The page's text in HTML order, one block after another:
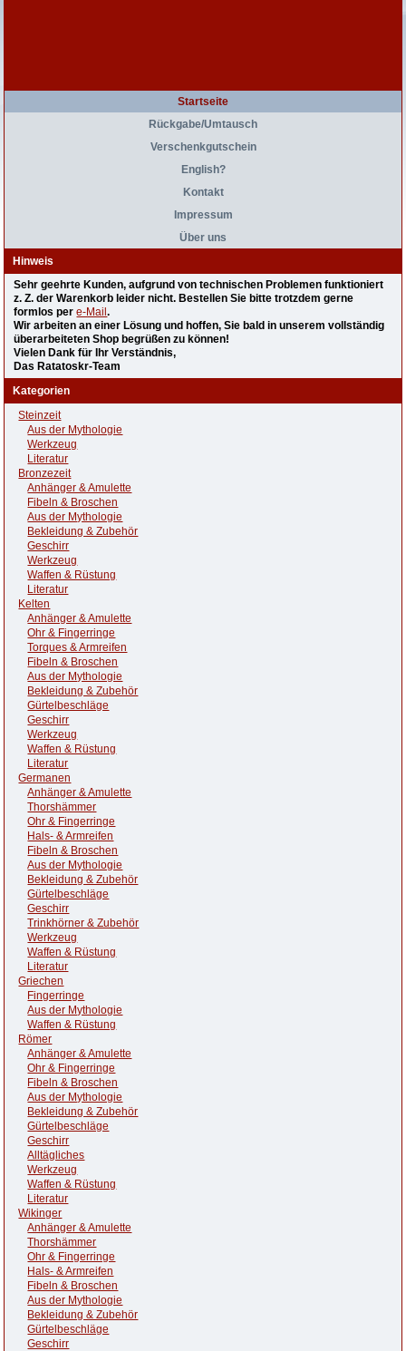
Startseite
Rückgabe/Umtausch
Verschenkgutschein
English?
Kontakt
Impressum
Über uns
Hinweis
Sehr geehrte Kunden, aufgrund von technischen Problemen funktioniert
z. Z. der Warenkorb leider nicht. Bestellen Sie bitte trotzdem gerne
formlos pere-Mail.
Wir arbeiten an einer Lösung und hoffen, Sie bald in unserem vollständig
überarbeiteten Shop begrüßen zu können!
Vielen Dank für Ihr Verständnis,
Das Ratatoskr-Team
Kategorien
Steinzeit
Aus der Mythologie
Werkzeug
Literatur
Bronzezeit
Anhänger & Amulette
Fibeln & Broschen
Aus der Mythologie
Bekleidung & Zubehör
Geschirr
Werkzeug
Waffen & Rüstung
Literatur
Kelten
Anhänger & Amulette
Ohr & Fingerringe
Torques & Armreifen
Fibeln & Broschen
Aus der Mythologie
Bekleidung & Zubehör
Gürtelbeschläge
Geschirr
Werkzeug
Waffen & Rüstung
Literatur
Germanen
Anhänger & Amulette
Thorshämmer
Ohr & Fingerringe
Hals- & Armreifen
Fibeln & Broschen
Aus der Mythologie
Bekleidung & Zubehör
Gürtelbeschläge
Geschirr
Trinkhörner & Zubehör
Werkzeug
Waffen & Rüstung
Literatur
Griechen
Fingerringe
Aus der Mythologie
Waffen & Rüstung
Römer
Anhänger & Amulette
Ohr & Fingerringe
Fibeln & Broschen
Aus der Mythologie
Bekleidung & Zubehör
Gürtelbeschläge
Geschirr
Alltägliches
Werkzeug
Waffen & Rüstung
Literatur
Wikinger
Anhänger & Amulette
Thorshämmer
Ohr & Fingerringe
Hals- & Armreifen
Fibeln & Broschen
Aus der Mythologie
Bekleidung & Zubehör
Gürtelbeschläge
Geschirr